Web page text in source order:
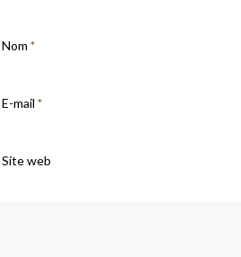
Nom *
E-mail *
Site web